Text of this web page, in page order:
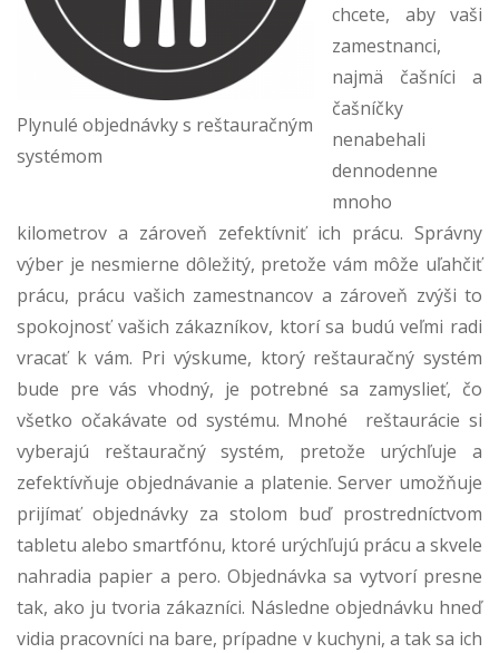
Plynulé objednávky s reštauračným
systémom
chcete, aby vaši
zamestnanci,
najmä čašníci a
čašníčky
nenabehali
dennodenne
mnoho
kilometrov a zároveň zefektívniť ich prácu. Správny
výber je nesmierne dôležitý, pretože vám môže uľahčiť
prácu, prácu vašich zamestnancov a zároveň zvýši to
spokojnosť vašich zákazníkov, ktorí sa budú veľmi radi
vracať k vám. Pri výskume, ktorý reštauračný systém
bude pre vás vhodný, je potrebné sa zamyslieť, čo
všetko očakávate od systému. Mnohé reštaurácie si
vyberajú reštauračný systém, pretože urýchľuje a
zefektívňuje objednávanie a platenie. Server umožňuje
prijímať objednávky za stolom buď prostredníctvom
tabletu alebo smartfónu, ktoré urýchľujú prácu a skvele
nahradia papier a pero. Objednávka sa vytvorí presne
tak, ako ju tvoria zákazníci. Následne objednávku hneď
vidia pracovníci na bare, prípadne v kuchyni, a tak sa ich